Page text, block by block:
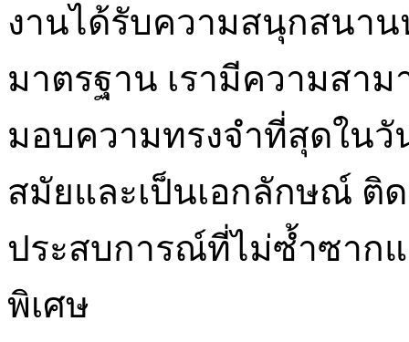
งานได้รับความสนุกสนาน
มาตรฐาน เรามีความสา
มอบความทรงจำที่สุดใน
สมัยและเป็นเอกลักษณ์ ติ
ประสบการณ์ที่ไม่ซ้ำซาก
พิเศษ